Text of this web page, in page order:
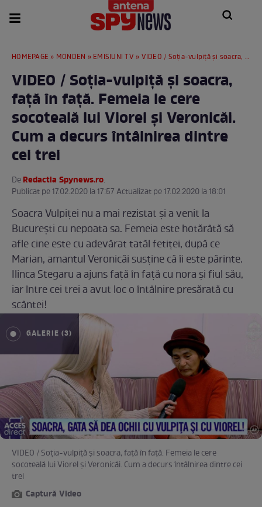
HOMEPAGE » MONDEN » EMISIUNI TV » VIDEO / Soţia-vulpiţă şi soacra, faţă în faţă. Femeia le cere socoteală lui Viorel şi Veronicăi. Cum a decurs întâlnirea dintre cei trei
VIDEO / Soţia-vulpiţă şi soacra,
faţă în faţă. Femeia le cere
socoteală lui Viorel şi Veronicăi.
Cum a decurs întâlnirea dintre
cei trei
DeRedactia Spynews.ro.
Publicat pe 17.02.2020 la 17:57 Actualizat pe 17.02.2020 la 18:01
Soacra Vulpiţei nu a mai rezistat şi a venit la
Bucureşti cu nepoata sa. Femeia este hotărâtă să
afle cine este cu adevărat tatăl fetiţei, după ce
Marian, amantul Veronicăi susţine că îi este părinte.
Ilinca Stegaru a ajuns faţă în faţă cu nora şi fiul său,
iar între cei trei a avut loc o întâlnire presărată cu
scântei!
GALERIE (3)
VIDEO / Soţia-vulpiţă şi soacra, faţă în faţă. Femeia le cere
socoteală lui Viorel şi Veronicăi. Cum a decurs întâlnirea dintre cei
trei
Captură Video